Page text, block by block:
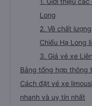
Long
2. Về chất
Chiểu Hạ Long
3. Giá vé xe
Bảng tổng hợp thông
Cách đặt vé xe
nhanh và uy tín nhất